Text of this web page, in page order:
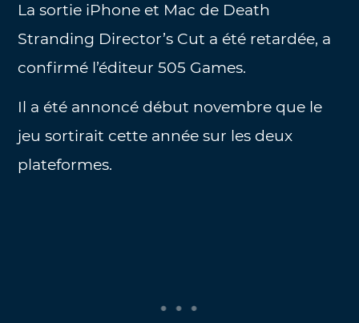
La sortie iPhone et Mac de Death
Stranding Director’s Cut a été retardée, a
confirmé l’éditeur 505 Games.
Il a été annoncé début novembre que le
jeu sortirait cette année sur les deux
plateformes.